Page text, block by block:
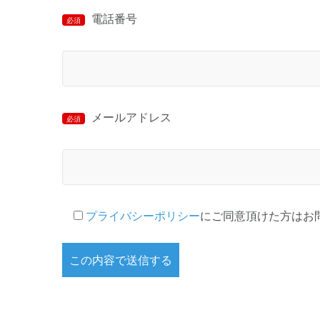
必須 電話番号
必須 メールアドレス
プライバシーポリシーにご同意頂けた方はお